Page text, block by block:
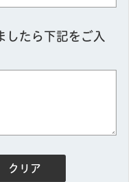
したら下記をご入